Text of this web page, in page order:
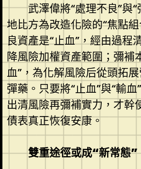
武澤偉將“處理不良”與
地比方為改造化險的“焦點
良資產是“止血”，經由過程
降風險加權資產範圍；彌補
血”，為化解風險后從頭拓
彈藥。只要將“止血”與“輸
出清風險再彌補實力，才幹
債表真正恢復安康。
雙重途徑或成“新常態”